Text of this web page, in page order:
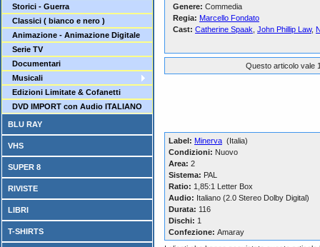
Storici - Guerra
Classici ( bianco e nero )
Animazione - Animazione Digitale
Serie TV
Documentari
Musicali
Edizioni Limitate & Cofanetti
DVD IMPORT con Audio ITALIANO
BLU RAY
VHS
SUPER 8
RIVISTE
LIBRI
T-SHIRTS
Genere: Commedia
Regia: Marcello Fondato
Cast: Catherine Spaak John Phillip Law,
Questo articolo vale
Label: Minerva (Italia)
Condizioni: Nuovo
Area: 2
Sistema: PAL
Ratio: 1,85:1 Letter Box
Audio: Italiano (2.0 Stereo Dolby Digital)
Durata: 116
Dischi: 1
Confezione: Amaray